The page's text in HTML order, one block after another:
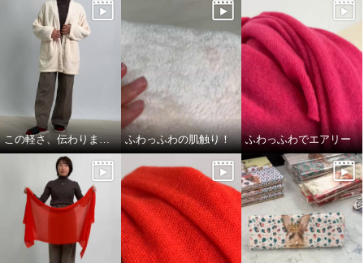
この軽さ、伝わりますか？ ふわっふわの肌触り！ ふわっふわでエアリー